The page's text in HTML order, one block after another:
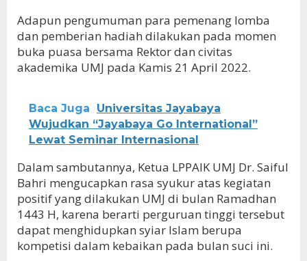
Adapun pengumuman para pemenang lomba
dan pemberian hadiah dilakukan pada momen
buka puasa bersama Rektor dan civitas
akademika UMJ pada Kamis 21 April 2022.
Baca Juga
Universitas Jayabaya
Wujudkan “Jayabaya Go International”
Lewat Seminar Internasional
Dalam sambutannya, Ketua LPPAIK UMJ Dr. Saiful
Bahri mengucapkan rasa syukur atas kegiatan
positif yang dilakukan UMJ di bulan Ramadhan
1443 H, karena berarti perguruan tinggi tersebut
dapat menghidupkan syiar Islam berupa
kompetisi dalam kebaikan pada bulan suci ini.